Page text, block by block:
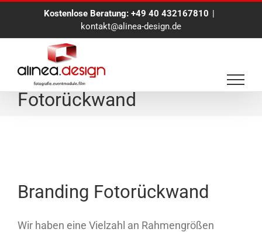
Kostenlose Beratung: +49 40 432167810 |
kontakt@alinea-design.de
alinea.FotoBox
Fotorückwand
Branding Fotorückwand
Wir haben eine Vielzahl an Rahmengrößen